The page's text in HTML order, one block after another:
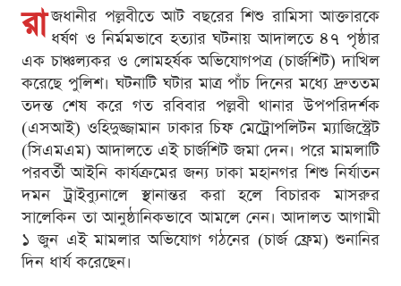
রা জধানীর পল্লবীতে আট বছরের শিশু রামিসা আক্তারকে
ধর্ষণ ও নির্মমভাবে হত্যার ঘটনায় আদালতে ৪৭ পৃষ্ঠার
এক চাঞ্চল্যকর ও লোমহর্ষক অভিযোগপত্র (চার্জশিট) দাখিল
করেছে পুলিশ। ঘটনাটি ঘটার মাত্র পাঁচ দিনের মধ্যে দ্রুততম
তদন্ত শেষ করে গত রবিবার পল্লবী থানার উপপরিদর্শক
(এসআই) ওহিদুজ্জামান ঢাকার চিফ মেট্রোপলিটন ম্যাজিস্ট্রেট
(সিএমএম) আদালতে এই চার্জশিট জমা দেন। পরে মামলাটি
পরবর্তী আইনি কার্যক্রমের জন্য ঢাকা মহানগর শিশু নির্যাতন
দমন ট্রাইব্যুনালে স্থানান্তর করা হলে বিচারক মাসরুর
সালেকিন তা আনুষ্ঠানিকভাবে আমলে নেন। আদালত আগামী
১ জুন এই মামলার অভিযোগ গঠনের (চার্জ ফ্রেম) শুনানির
দিন ধার্য করেছেন।